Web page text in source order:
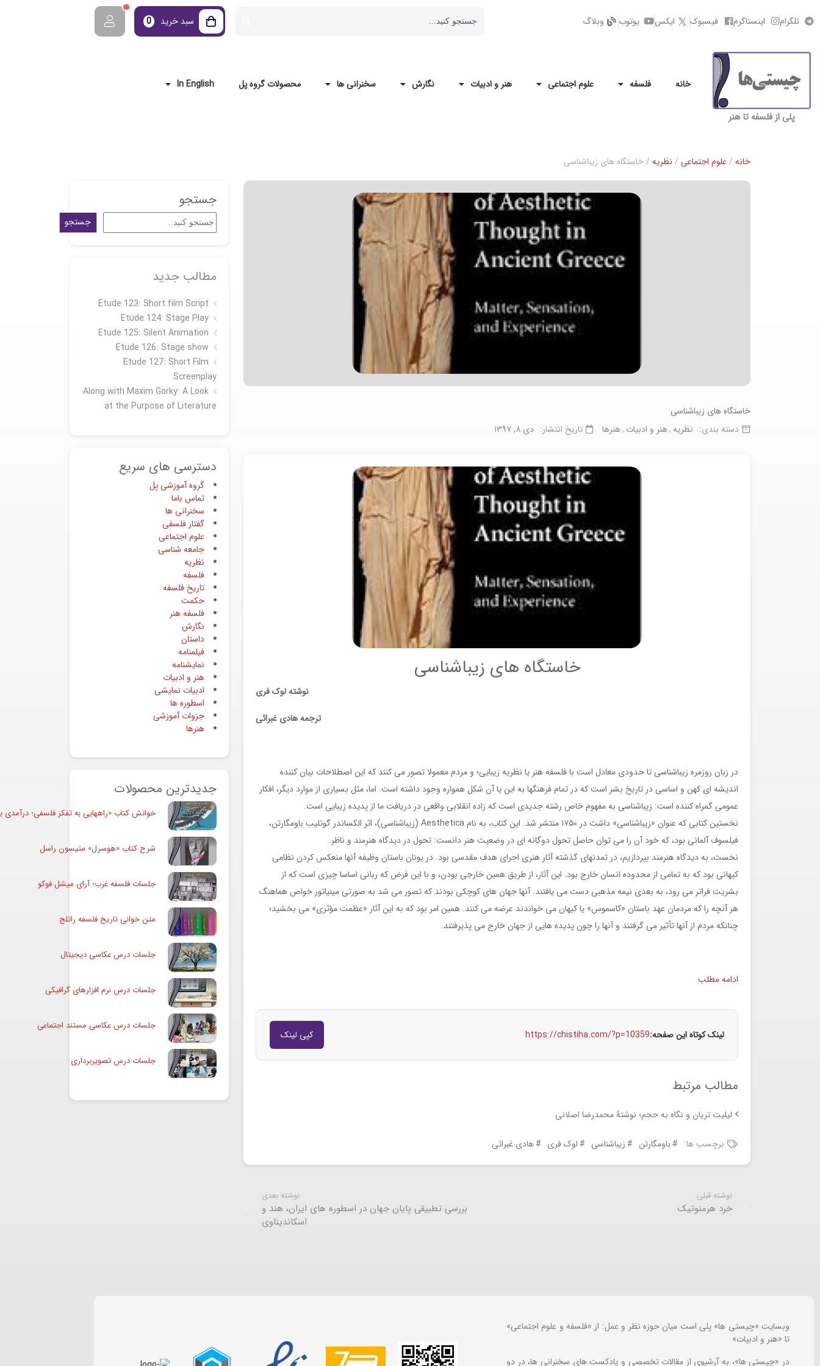
تلگرام اینستاگرم فیسبوک ایکس یوتوب وبلاگ سبد خرید 0
پلی از فلسفه تا هنر
خانه فلسفه علوم اجتماعی هنر و ادبیات نگارش سخنرانی ها محصولات گروه پل In English
خانه / علوم اجتماعی / نظریه / خاستگاه های زیباشناسی
خاستگاه های زیباشناسی
دسته بندی: نظریه هنر و ادبیات هنرها تاریخ انتشار: دی ۸, ۱۳۹۷
خاستگاه های زیباشناسی
نوشته لوک فری
ترجمه هادی غبرائی
در زبان روزمره زیباشناسی تا حدودی معادل است با فلسفه هنر یا نظريه زیبایی؛ و مردم معمولا تصور می کنند که این اصطلاحات بیان کننده
اندیشه ای کهن و اساسی در تاریخ بشر است که در تمام فرهنگها به این یا آن شکل همواره وجود داشته است. اما، مثل بسیاری از موارد دیگر، افکار
عمومی گمراه کننده است: زیباشناسی به مفهوم خاص رشته جدیدی است که زاده انقلابی واقعی در دریافت ما از پديده زیبایی است.
نخستین کتابی که عنوان «زیباشناسی» داشت در ۱۷۵۰ منتشر شد. این کتاب، به نام Aesthetica (زیباشناسی)، اثر الكساندر گوتلیب باومگارتن،
فیلسوف آلمانی بود، که خود آن را می توان حاصل تحول دوگانه ای در وضعیت هنر دانست: تحول در دیدگاه هنرمند و ناظر.
نخست، به دیدگاه هنرمند بپردازیم، در تمدنهای گذشته آثار هنری اجرای هدف مقدسی بود. در یونان باستان وظیفه آنها منعکس کردن نظامی
کیهانی بود که به تمامی از محدوده انسان خارج بود. این آثار، از طریق همین خارجی بودن، و با این فرض که ربانی اساسا چیزی است که از
بشریت فراتر می رود، به بعدی نیمه مذهبی دست می یافتند. آنها جهان های کوچکی بودند که تصور می شد به صورتی مینیاتور خواص هماهنگ
هر آنچه را که مردمان عهد باستان «کاسموس» یا کیهان می خواندند عرضه می کنند. همین امر بود که به این آثار «عظمت مؤثری» می بخشید؛
چنانکه مردم از آنها تأثير می گرفتند و آنها را چون پدیده هایی از جهان خارج می پذیرفتند.
ادامه مطلب
لینک کوتاه این صفحه:https://chistiha.com/?p=10359 کپی لینک
مطالب مرتبط
لیلیت تریان و نگاه به حجم؛ نوشتۀ محمدرضا اصلانی
برچسب ها: باومگارتن زیباشناسی لوک فری هادی غبرائی
نوشته قبلی
خرد هرمنوتیک
نوشته بعدی
بررسی تطبیقی پایان جهان در اسطوره های ایران، هند و
اسکاندیناوی
جستجو
جستجو
مطالب جدید
Etude 123: Short film Script
Etude 124: Stage Play
Etude 125: Silent Animation
Etude 126: Stage show
Étude 127: Short Film
Screenplay
Along with Maxim Gorky: A Look
at the Purpose of Literature
دسترسی های سریع
گروه آموزشی پل
تماس باما
سخنرانی ها
گفتار فلسفی
علوم اجتماعی
جامعه شناسی
نظریه
فلسفه
تاریخ فلسفه
حکمت
فلسفه هنر
نگارش
داستان
فیلمنامه
نمایشنامه
هنر و ادبیات
ادبیات نمایشی
اسطوره ها
جزوات آموزشی
هنرها
جدیدترین محصولات
خوانش کتاب «راههایی به تفکر فلسفی؛ درآمدی
شرح کتاب «هوسرل» متیسون راسل
جلسات فلسفه غرب؛ آرای میشل فوکو
متن خوانی تاریخ فلسفه راتلج
جلسات درس عکاسی دیجیتال
جلسات درس نرم افزارهای گرافیکی
جلسات درس عکاسی مستند اجتماعی
جلسات درس تصویربرداری
وبسایت «چیستی ها» پلی است میان حوزه نظر و عمل: از «فلسفه و علوم اجتماعی»
تا «هنر و ادبیات»
در «چیستی ها»، به آرشیوی از مقالات تخصصی و پادکست های سخنرانی ها، در دو